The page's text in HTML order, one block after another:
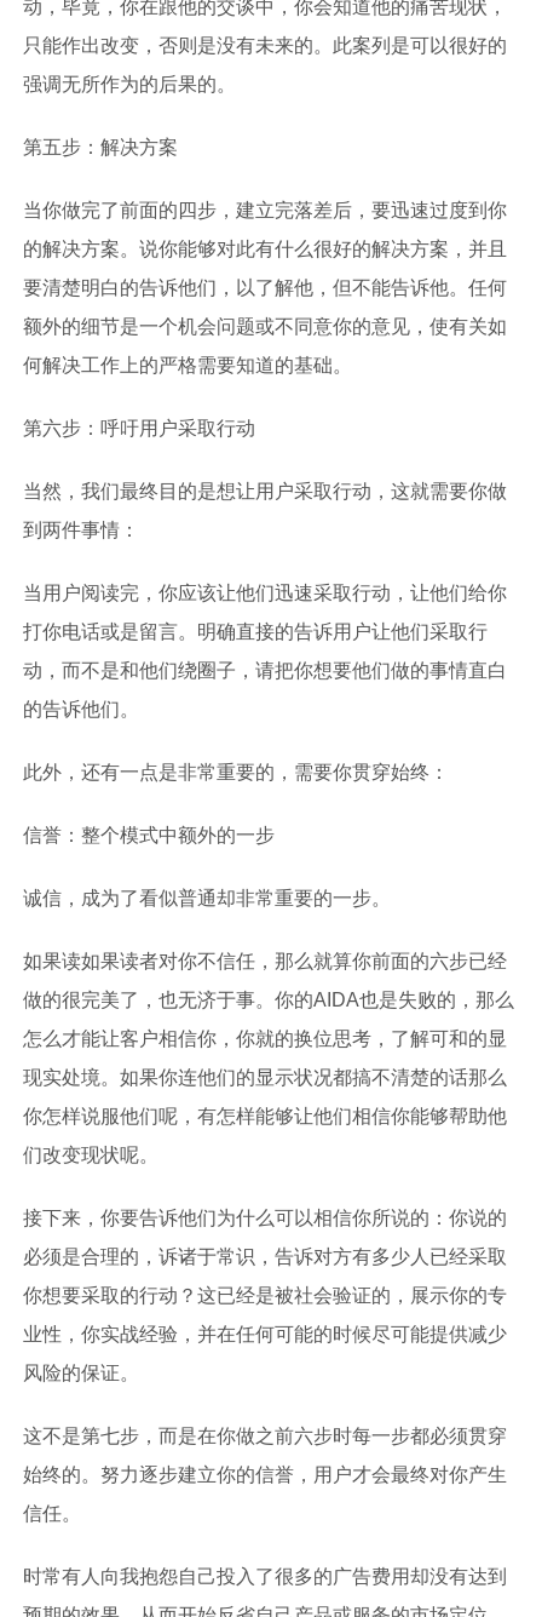
动，毕竟，你在跟他的交谈中，你会知道他的痛苦现状，
只能作出改变，否则是没有未来的。此案列是可以很好的
强调无所作为的后果的。
第五步：解决方案
当你做完了前面的四步，建立完落差后，要迅速过度到你
的解决方案。说你能够对此有什么很好的解决方案，并且
要清楚明白的告诉他们，以了解他，但不能告诉他。任何
额外的细节是一个机会问题或不同意你的意见，使有关如
何解决工作上的严格需要知道的基础。
第六步：呼吁用户采取行动
当然，我们最终目的是想让用户采取行动，这就需要你做
到两件事情：
当用户阅读完，你应该让他们迅速采取行动，让他们给你
打你电话或是留言。明确直接的告诉用户让他们采取行
动，而不是和他们绕圈子，请把你想要他们做的事情直白
的告诉他们。
此外，还有一点是非常重要的，需要你贯穿始终：
信誉：整个模式中额外的一步
诚信，成为了看似普通却非常重要的一步。
如果读如果读者对你不信任，那么就算你前面的六步已经
做的很完美了，也无济于事。你的AIDA也是失败的，那么
怎么才能让客户相信你，你就的换位思考，了解可和的显
现实处境。如果你连他们的显示状况都搞不清楚的话那么
你怎样说服他们呢，有怎样能够让他们相信你能够帮助他
们改变现状呢。
接下来，你要告诉他们为什么可以相信你所说的：你说的
必须是合理的，诉诸于常识，告诉对方有多少人已经采取
你想要采取的行动？这已经是被社会验证的，展示你的专
业性，你实战经验，并在任何可能的时候尽可能提供减少
风险的保证。
这不是第七步，而是在你做之前六步时每一步都必须贯穿
始终的。努力逐步建立你的信誉，用户才会最终对你产生
信任。
时常有人向我抱怨自己投入了很多的广告费用却没有达到